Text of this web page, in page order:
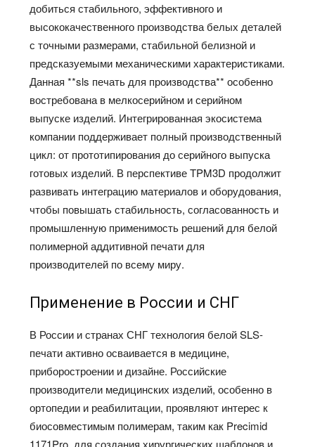
добиться стабильного, эффективного и
высококачественного производства белых деталей
с точными размерами, стабильной белизной и
предсказуемыми механическими характеристиками.
Данная **sls печать для производства** особенно
востребована в мелкосерийном и серийном
выпуске изделий. Интегрированная экосистема
компании поддерживает полный производственный
цикл: от прототипирования до серийного выпуска
готовых изделий. В перспективе TPM3D продолжит
развивать интеграцию материалов и оборудования,
чтобы повышать стабильность, согласованность и
промышленную применимость решений для белой
полимерной аддитивной печати для
производителей по всему миру.
Применение в России и СНГ
В России и странах СНГ технология белой SLS-
печати активно осваивается в медицине,
приборостроении и дизайне. Российские
производители медицинских изделий, особенно в
ортопедии и реабилитации, проявляют интерес к
биосовместимым полимерам, таким как Precimid